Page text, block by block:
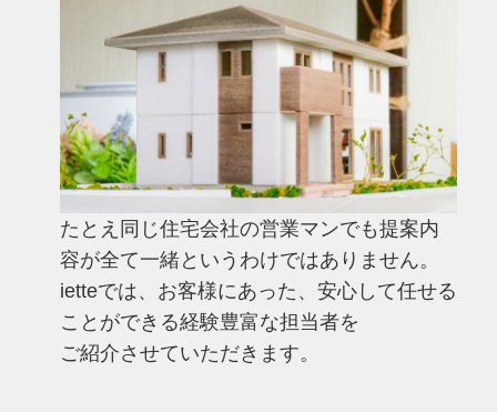
たとえ同じ住宅会社の営業マンでも提案内
容が全て一緒というわけではありません。
ietteでは、お客様にあった、安心して任せる
ことができる経験豊富な担当者を
ご紹介させていただきます。